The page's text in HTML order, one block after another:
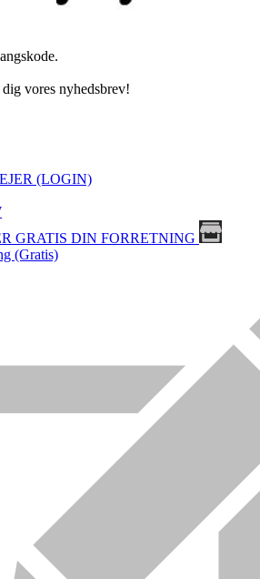
vores nyhedsbrev!
(LOGIN)
GRATIS DIN FORRETNING
(Gratis)